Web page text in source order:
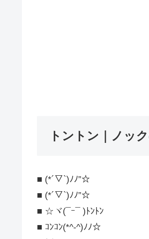
トントン｜ノッ
■ (*´▽`)ﾉﾉ”☆
■ (*´▽`)ﾉﾉ”☆
■ ☆ヾ(¯ｰ¯ )ﾄﾝﾄﾝ
■ ｺﾝｺﾝ(*^-^)ﾉﾉ☆